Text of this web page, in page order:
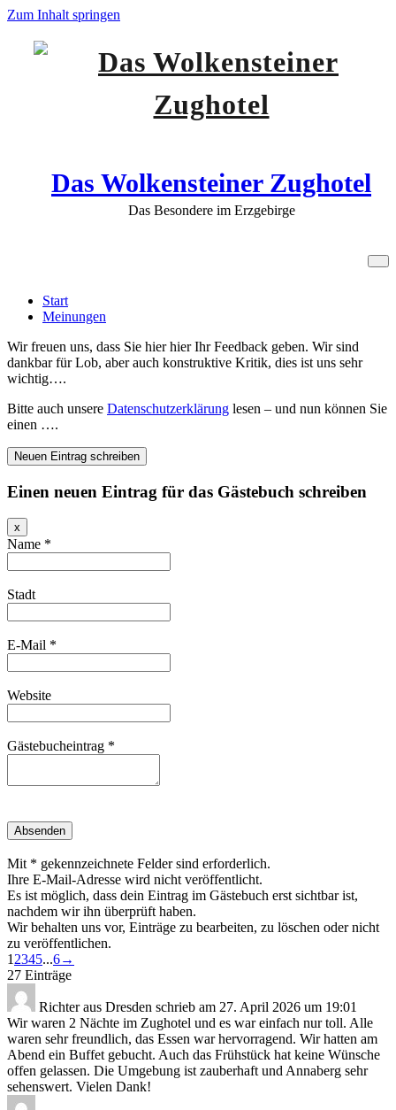
Zum Inhalt springen
Das Wolkensteiner Zughotel
Das Besondere im Erzgebirge
Start
Meinungen
Wir freuen uns, dass Sie hier hier Ihr Feedback geben. Wir sind
dankbar für Lob, aber auch konstruktive Kritik, dies ist uns sehr
wichtig….
Bitte auch unsere Datenschutzerklärung lesen – und nun können Sie
einen ….
Einen neuen Eintrag für das Gästebuch schreiben
x
Formular
ausblenden
Name *
Stadt
E-Mail *
Website
Gästebucheintrag *
Mit * gekennzeichnete Felder sind erforderlich.
Ihre E-Mail-Adresse wird nicht veröffentlicht.
Es ist möglich, dass dein Eintrag im Gästebuch erst sichtbar ist,
nachdem wir ihn überprüft haben.
Wir behalten uns vor, Einträge zu bearbeiten, zu löschen oder nicht
zu veröffentlichen.
Navigation
der
Gästebuchliste
1 2345...6→
27 Einträge
Richteraus Dresden schrieb am 27. April 2026 um 19:01
Wir waren 2 Nächte im Zughotel und es war einfach nur toll. Alle
waren sehr freundlich, das Essen war hervorragend. Wir hatten am
Abend ein Buffet gebucht. Auch das Frühstück hat keine Wünsche
offen gelassen. Die Umgebung ist zauberhaft und Annaberg sehr
sehenswert. Vielen Dank!